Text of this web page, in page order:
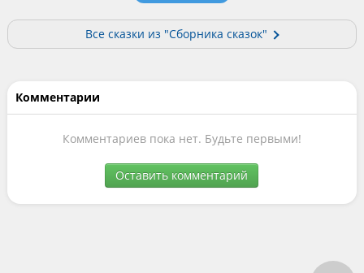
Все сказки из "Сборника сказок"
Комментарии
Комментариев пока нет. Будьте первыми!
Оставить комментарий